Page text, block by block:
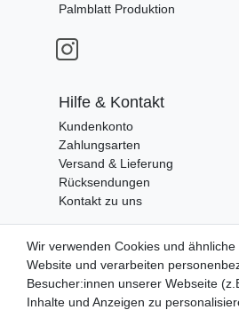
Palmblatt Produktion
Hilfe & Kontakt
Kundenkonto
Zahlungsarten
Versand & Lieferung
Rücksendungen
Kontakt zu uns
Zahlungsanbieter
Wir verwenden Cookies und
Website und verarbeiten
Besucher:innen unserer Webseite
Inhalte und Anzeigen zu